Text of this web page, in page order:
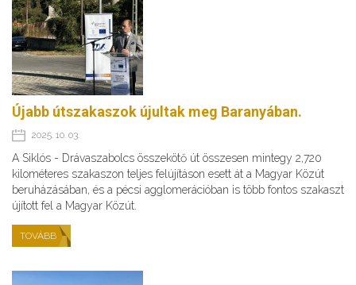
Újabb útszakaszok újultak meg Baranyában.
2025. 10. 03.
A Siklós - Drávaszabolcs összekötő út összesen mintegy 2,720
kilométeres szakaszon teljes felújításon esett át a Magyar Közút
beruházásában, és a pécsi agglomerációban is több fontos szakaszt
újított fel a Magyar Közút.
TOVÁBB